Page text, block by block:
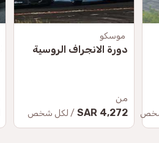
موسكو
دورة الانجراف الروسية
من
4,272 SAR / لكل شخص